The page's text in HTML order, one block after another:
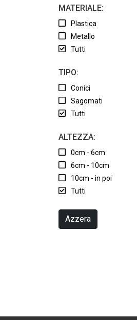
MATERIALE:
Plastica
Metallo
Tutti
TIPO:
Conici
Sagomati
Tutti
ALTEZZA:
0cm - 6cm
6cm - 10cm
10cm - in poi
Tutti
Azzera